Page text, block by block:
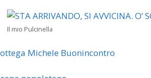
Il mio Pulcinella
Michele Buonincontro